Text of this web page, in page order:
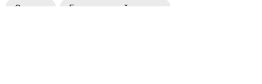
Оплата Безналичный расчет